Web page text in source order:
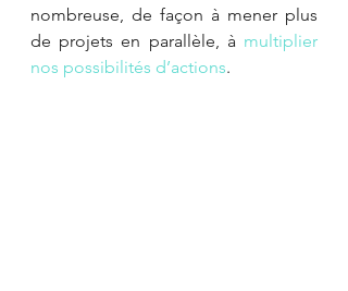
nombreuse, de façon à mener plus
de projets en parallèle, à multiplier
nos possibilités d’actions.